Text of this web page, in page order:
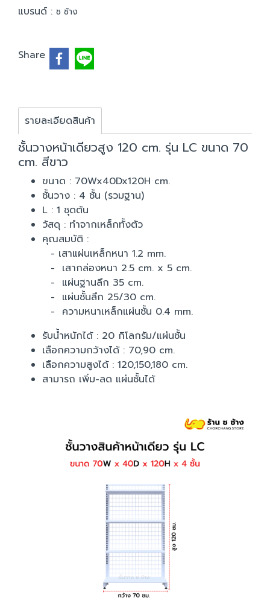
แบรนด์ : ช ช้าง
Share
รายละเอียดสินค้า
ชั้นวางหน้าเดียวสูง 120 cm. รุ่น LC ขนาด 70
cm. สีขาว
ขนาด : 70Wx40Dx120H cm.
ชั้นวาง : 4 ชั้น (รวมฐาน)
L : 1 ชุดต้น
วัสดุ : ทำจากเหล็กทั้งตัว
คุณสมบัติ :
- เสาแผ่นเหล็กหนา 1.2 mm.
- เสากล่องหนา 2.5 cm. x 5 cm.
- แผ่นฐานลึก 35 cm.
- แผ่นชั้นลึก 25/30 cm.
- ความหนาเหล็กแผ่นชั้น 0.4 mm.
รับน้ำหนักได้ : 20 กิโลกรัม/แผ่นชั้น
เลือกความกว้างได้ : 70,90 cm.
เลือกความสูงได้ : 120,150,180 cm.
สามารถ เพิ่ม-ลด แผ่นชั้นได้